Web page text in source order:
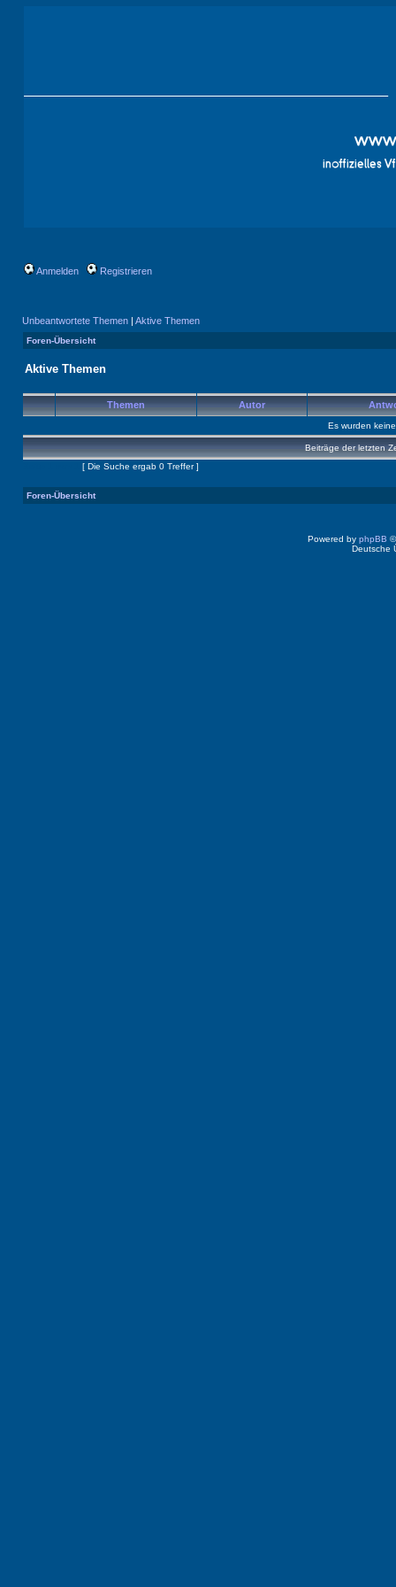
Anmelden Registrieren
Unbeantwortete Themen | Aktive Themen
Foren-Übersicht
Aktive Themen
Themen Autor
Es wurden
Beiträge der letzten
[ Die Suche ergab 0 Treffer ]
Foren-Übersicht
Powered by phpBB
Deutsche